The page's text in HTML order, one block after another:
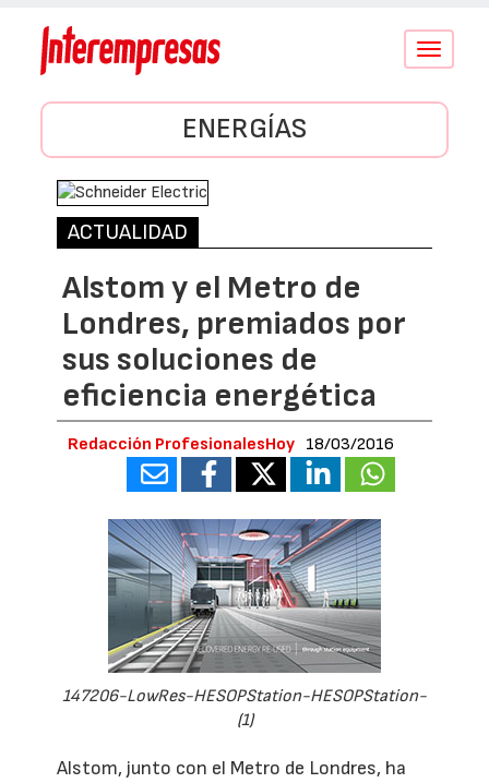
Conmutar
ENERGÍAS
ACTUALIDAD
Alstom y el Metro de
Londres, premiados por
sus soluciones de
eficiencia energética
Redacción ProfesionalesHoy 18/03/2016
147206-LowRes-HESOPStation-HESOPStation-
(1)
Alstom, junto con el Metro de Londres, ha